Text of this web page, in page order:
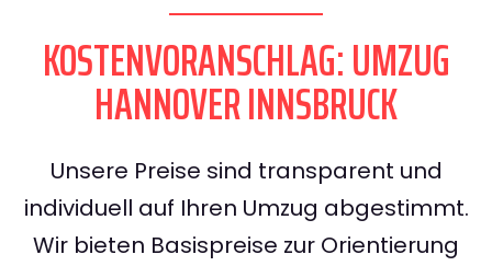
KOSTENVORANSCHLAG: UMZUG
HANNOVER INNSBRUCK
Unsere Preise sind transparent und
individuell auf Ihren Umzug abgestimmt.
Wir bieten Basispreise zur Orientierung